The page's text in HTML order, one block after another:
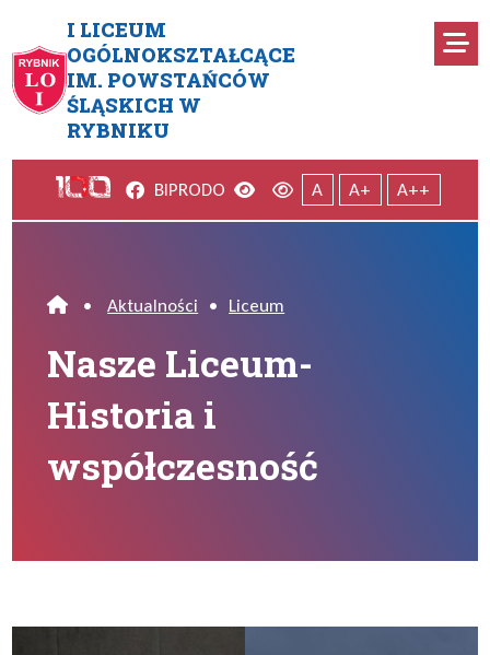
I LICEUM
OGÓLNOKSZTAŁCĄCE
IM. POWSTAŃCÓW
ŚLĄSKICH W
RYBNIKU
Nasze Liceum- Historia i
Facebook
BIPRODO Wersja kontrastowa
Wersja domyślna
A A+ A++
Home
• Aktualności • Liceum
Nasze Liceum-
Historia i
współczesność